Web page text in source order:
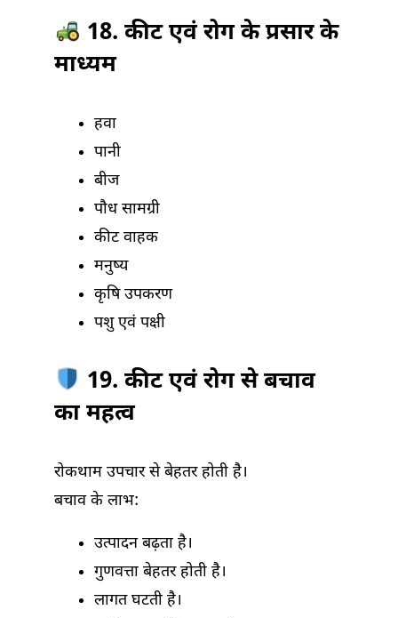
18. कीट एवं रोग के प्रसार के
माध्यम
हवा
पानी
बीज
पौध सामग्री
कीट वाहक
मनुष्य
कृषि उपकरण
पशु एवं पक्षी
19. कीट एवं रोग से बचाव
का महत्व
रोकथाम उपचार से बेहतर होती है।
बचाव के लाभ:
उत्पादन बढ़ता है।
गुणवत्ता बेहतर होती है।
लागत घटती है।